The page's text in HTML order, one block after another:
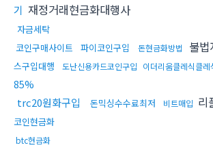
기 재정거래현금화대행사
자금세탁
코인구매사이트
파이코인구입 돈현금화방법 불
스구입대행
도난신용카드코인구입 이더리움클레식클레
85%
trc20원화구입 돈믹싱수수료최저 비트매입 리
코인현금화
btc현금화